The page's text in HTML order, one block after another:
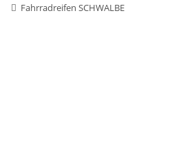
Fahrradreifen SCHWALBE